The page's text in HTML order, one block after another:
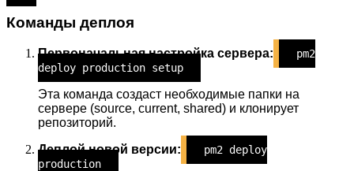
Команды деплоя
Первоначальная настройка сервера:
pm2
deploy production setup
Эта команда создаст необходимые папки на
сервере (source, current, shared) и клонирует
репозиторий.
Деплой новой версии:
pm2 deploy
production